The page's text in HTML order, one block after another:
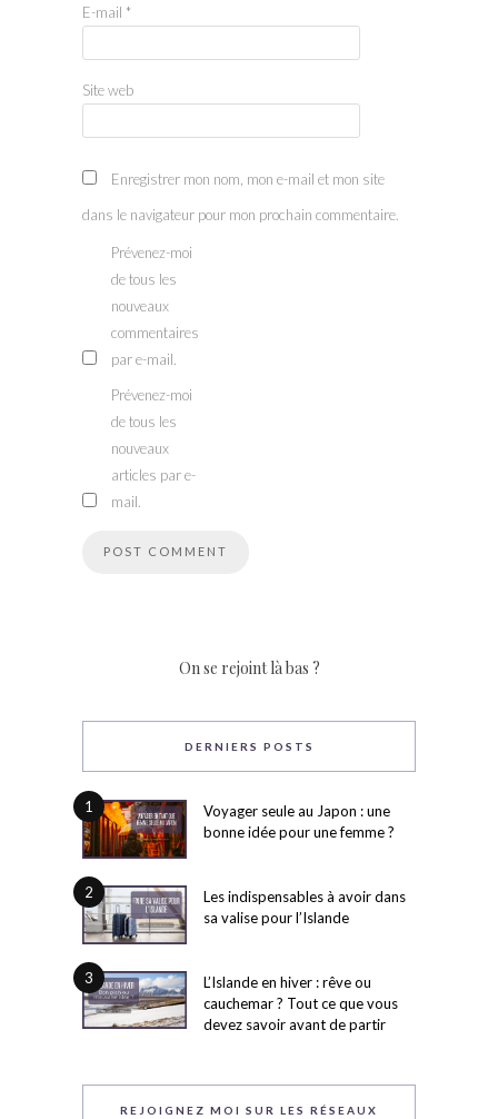
E-mail *
Site web
Enregistrer mon nom, mon e-mail et mon site
dans le navigateur pour mon prochain commentaire.
Prévenez-moi
de tous les
nouveaux
commentaires
par e-mail.
Prévenez-moi
de tous les
nouveaux
articles par e-
mail.
On se rejoint là bas ?
DERNIERS POSTS
1
Voyager seule au Japon : une
bonne idée pour une femme ?
2
Les indispensables à avoir dans
sa valise pour l’Islande
3
L’Islande en hiver : rêve ou
cauchemar ? Tout ce que vous
devez savoir avant de partir
REJOIGNEZ MOI SUR LES RÉSEAUX